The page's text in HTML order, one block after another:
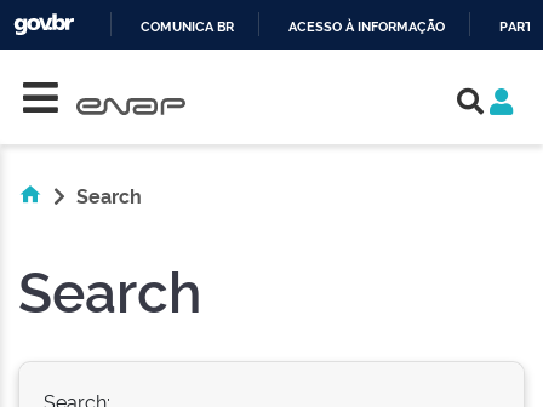
COMUNICA BR ACESSO À INFORMAÇÃO
Search
Search
Search: